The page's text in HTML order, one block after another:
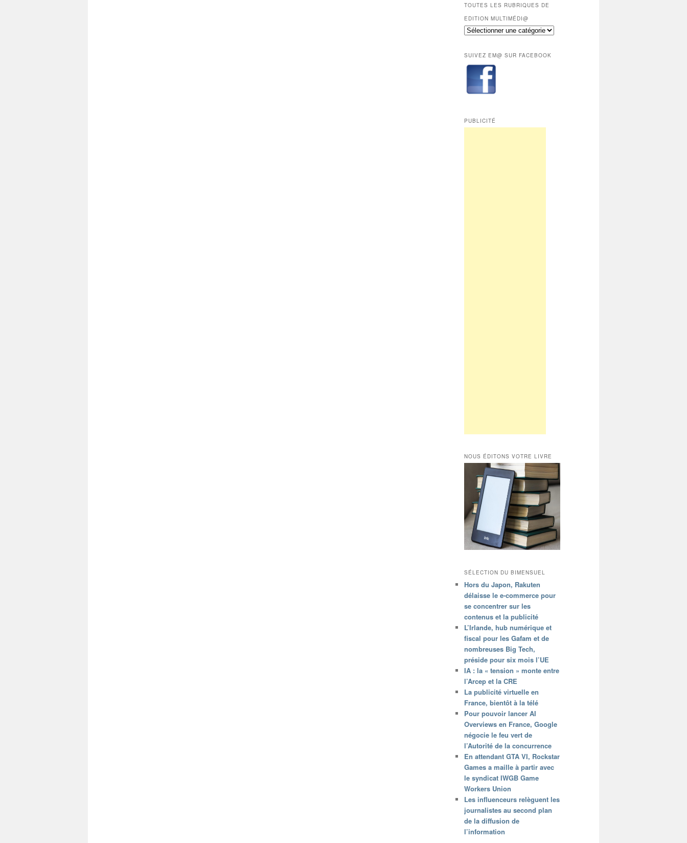
mois
réservés
aux
abonnés.
TOUTES LES RUBRIQUES DE
EDITION MULTIMÉDI@
Toutes
de
Edition
Multimédi@
SUIVEZ EM@ SUR FACEBOOK
PUBLICITÉ
NOUS ÉDITONS VOTRE LIVRE
SÉLECTION DU BIMENSUEL
Hors du Japon, Rakuten
délaisse le e-commerce pour
se concentrer sur les
contenus et la publicité
L’Irlande, hub numérique et
fiscal pour les Gafam et de
nombreuses Big Tech,
préside pour six mois l’UE
IA : la « tension » monte entre
l’Arcep et la CRE
La publicité virtuelle en
France, bientôt à la télé
Pour pouvoir lancer AI
Overviews en France, Google
négocie le feu vert de
l’Autorité de la concurrence
En attendant GTA VI, Rockstar
Games a maille à partir avec
le syndicat IWGB Game
Workers Union
Les influenceurs relèguent les
journalistes au second plan
de la diffusion de
l’information